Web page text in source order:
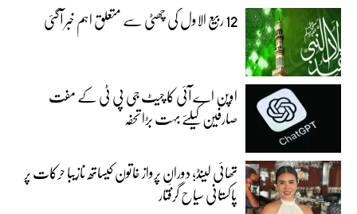
12 ربیع الاول کی چھٹی سے متعلق اہم خبر آگئی
اوپن اے آئی کا چیٹ جی پی ٹی کے مفت
صارفین کیلئے بہت بڑا تحفہ
تھائی لینڈ؛ دورانِ پرواز خاتون کیساتھ نازیبا حرکات پر
پاکستانی سیاح گرفتار